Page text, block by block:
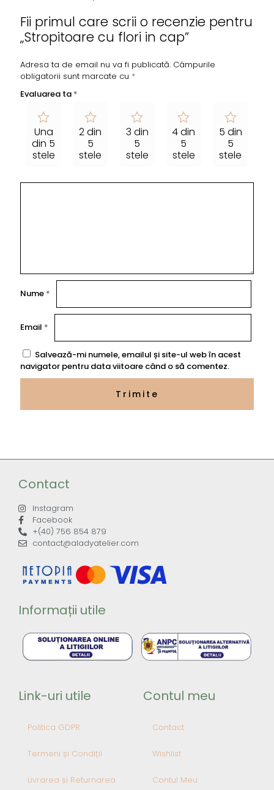
Fii primul care scrii o recenzie pentru
„Stropitoare cu flori in cap”
Adresa ta de email nu va fi publicată. Câmpurile
obligatorii sunt marcate cu *
Evaluarea ta *
Una
din 5
stele
2 din
5
stele
3 din
5
stele
4 din
5
stele
5 din
5
stele
Nume *
Email *
Salvează-mi numele, emailul și site-ul web în acest
navigator pentru data viitoare când o să comentez.
Contact
Instagram
Facebook
+(40) 756 854 879
contact@aladyatelier.com
Informații utile
Link-uri utile
Politica GDPR
Termeni și Condiții
Livrarea și Returnarea
Contul meu
Contact
Wishlist
Contul Meu